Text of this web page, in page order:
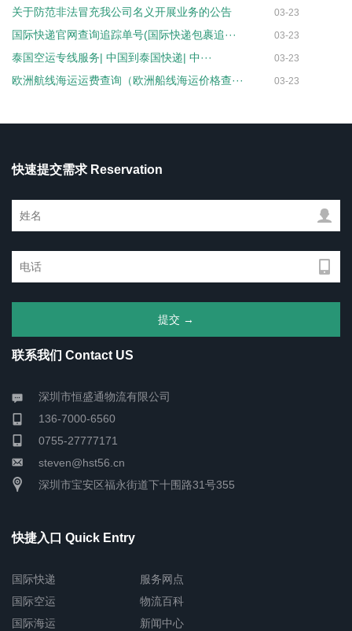
关于防范非法冒充我公司名义开展业务的公告 03-23
国际快递官网查询追踪单号(国际快递包裹追··· 03-23
泰国空运专线服务| 中国到泰国快递| 中··· 03-23
欧洲航线海运运费查询（欧洲船线海运价格查··· 03-23
快速提交需求 Reservation
联系我们 Contact US
深圳市恒盛通物流有限公司
136-7000-6560
0755-27777171
steven@hst56.cn
深圳市宝安区福永街道下十围路31号355
快捷入口 Quick Entry
国际快递
国际空运
国际海运
服务网点
物流百科
新闻中心